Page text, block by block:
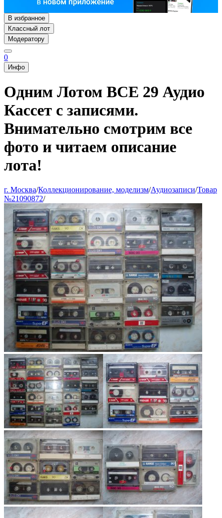
В избранное
Классный лот
Модератору
0
Инфо
Одним Лотом ВСЕ 29 Аудио
Кассет с записями.
Внимательно смотрим все
фото и читаем описание
лота!
г. Москва/Коллекционирование, моделизм/Аудиозаписи/Товар
№21090872/